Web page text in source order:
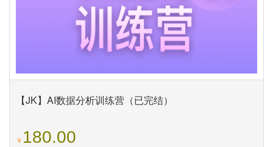
【JK】AI数据分析训练营（已完结）
￥ 180.00